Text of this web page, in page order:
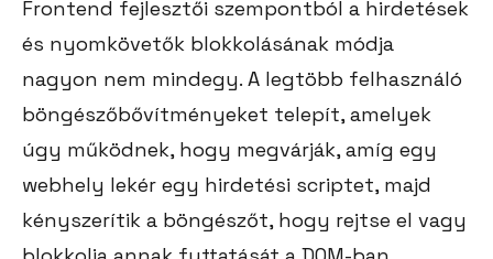
Frontend fejlesztői szempontból a hirdetések
és nyomkövetők blokkolásának módja
nagyon nem mindegy. A legtöbb felhasználó
böngészőbővítményeket telepít, amelyek
úgy működnek, hogy megvárják, amíg egy
webhely lekér egy hirdetési scriptet, majd
kényszerítik a böngészőt, hogy rejtse el vagy